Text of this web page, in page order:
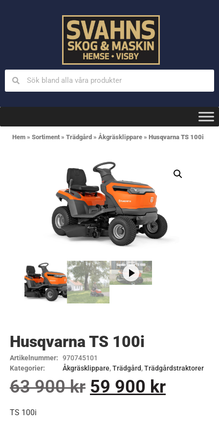
Hem » Sortiment » Trädgård » Åkgräsklippare » Husqvarna TS 100i
Husqvarna TS 100i
Artikelnummer:
970745101
Kategorier:
Åkgräsklippare,Trädgård,Trädgårdstraktorer
63 900kr 59 900 kr
TS 100i